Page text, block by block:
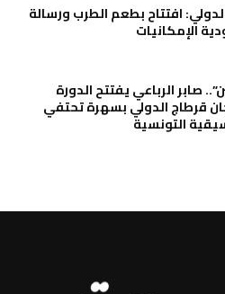
افتتاح بطعم الطرب ورسالة
الإمكانيات
صابر الرباعي يفتتح الدورة
قرطاج الدولي بسهرة تحتفي
التونسية